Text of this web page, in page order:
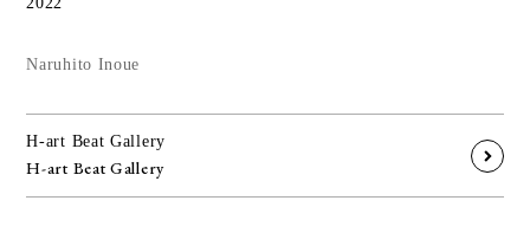
Naruhito Inoue
H-art Beat Gallery
H-art Beat Gallery